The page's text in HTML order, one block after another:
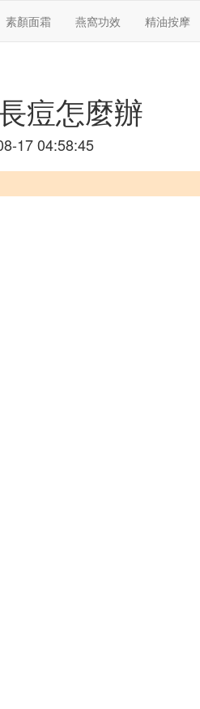
素顏面霜 燕窩功效 精油按摩
痘怎麼辦
17 04:58:45